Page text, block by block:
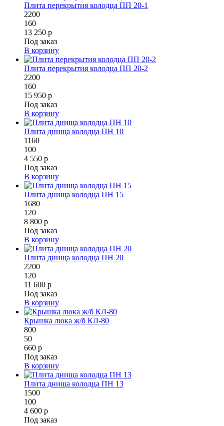
Плита перекрытия колодца ПП 20-1
2200
160
13 250 р
Под заказ
В корзину
Плита перекрытия колодца ПП 20-2
2200
160
15 950 р
Под заказ
В корзину
Плита днища колодца ПН 10
1160
100
4 550 р
Под заказ
В корзину
Плита днища колодца ПН 15
1680
120
8 800 р
Под заказ
В корзину
Плита днища колодца ПН 20
2200
120
11 600 р
Под заказ
В корзину
Крышка люка ж/б КЛ-80
800
50
660 р
Под заказ
В корзину
Плита днища колодца ПН 13
1500
100
4 600 р
Под заказ